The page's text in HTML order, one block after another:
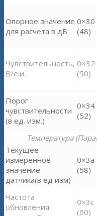
Опорное значение
для расчета в дБ
0×30
(48)
Чувствительность,
В/е.и.
0×32
(50)
Порог
чувствительности
(в ед. изм.)
0×34
(52)
Температура
Текущее
измеренное
значение
датчика(в ед изм)
0×3a
(58)
Частота
обновления
0×3c
(60)